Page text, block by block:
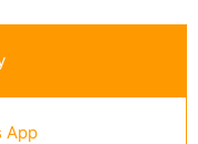
App